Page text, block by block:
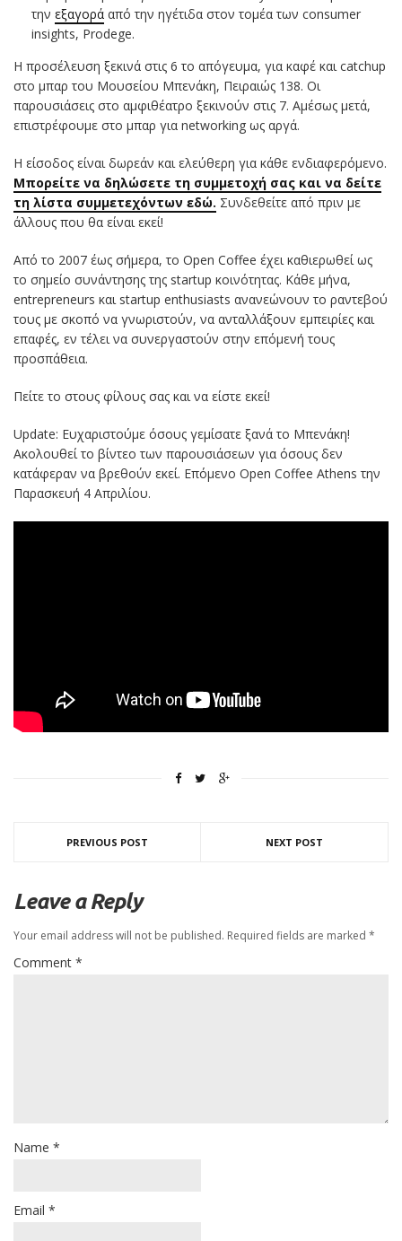
την εξαγορά από την ηγέτιδα στον τομέα των consumer
insights, Prodege.
Η προσέλευση ξεκινά στις 6 το απόγευμα, για καφέ και catchup
στο μπαρ του Μουσείου Μπενάκη, Πειραιώς 138. Οι
παρουσιάσεις στο αμφιθέατρο ξεκινούν στις 7. Αμέσως μετά,
επιστρέφουμε στο μπαρ για networking ως αργά.
Η είσοδος είναι δωρεάν και ελεύθερη για κάθε ενδιαφερόμενο.
Μπορείτε να δηλώσετε τη συμμετοχή σας και να δείτε
τη λίστα συμμετεχόντων εδώ. Συνδεθείτε από πριν με
άλλους που θα είναι εκεί!
Από το 2007 έως σήμερα, το Open Coffee έχει καθιερωθεί ως
το σημείο συνάντησης της startup κοινότητας. Κάθε μήνα,
entrepreneurs και startup enthusiasts ανανεώνουν το ραντεβού
τους με σκοπό να γνωριστούν, να ανταλλάξουν εμπειρίες και
επαφές, εν τέλει να συνεργαστούν στην επόμενή τους
προσπάθεια.
Πείτε το στους φίλους σας και να είστε εκεί!
Update: Ευχαριστούμε όσους γεμίσατε ξανά το Μπενάκη!
Ακολουθεί το βίντεο των παρουσιάσεων για όσους δεν
κατάφεραν να βρεθούν εκεί. Επόμενο Open Coffee Athens την
Παρασκευή 4 Απριλίου.
PREVIOUS POST NEXT POST
Leave a Reply
Your email address will not be published. Required fields are marked *
Comment *
Name *
Email *